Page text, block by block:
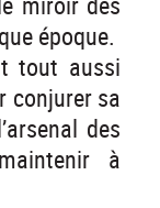
époque.
tout aussi
conjurer sa
des
à